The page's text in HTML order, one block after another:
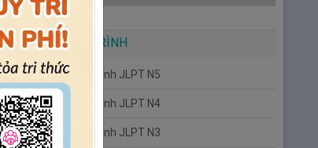
GIÁO TRÌNH
Giáo trình JLPT N5
Giáo trình JLPT N4
Giáo trình JLPT N3